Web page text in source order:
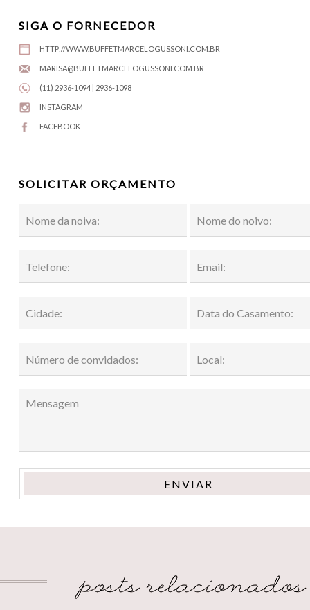
SIGA O FORNECEDOR
HTTP://WWW.BUFFETMARCELOGUSSONI.COM.BR
MARISA@BUFFETMARCELOGUSSONI.COM.BR
(11) 2936-1094 | 2936-1098
INSTAGRAM
FACEBOOK
SOLICITAR ORÇAMENTO
ENVIAR